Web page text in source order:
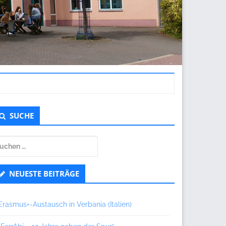
SUCHE
NEUESTE BEITRÄGE
Austausch in Verbania (Italien)